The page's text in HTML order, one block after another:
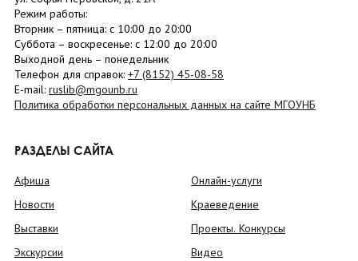
Режим работы:
Вторник – пятница: с 10:00 до 20:00
Суббота – воскресенье: c 12:00 до 20:00
Выходной день – понедельник
Телефон для справок: +7 (8152) 45-08-58
E-mail: ruslib@mgounb.ru
Политика обработки персональных данных на сайте МГОУНБ
РАЗДЕЛЫ САЙТА
Афиша
Новости
Выставки
Экскурсии
Онлайн-услуги
Краеведение
Проекты. Конкурсы
Видео